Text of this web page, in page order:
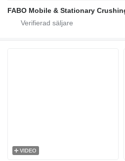
VIDEO